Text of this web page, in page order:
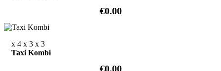
€0.00
x 4 x 3 x 3
Taxi Kombi
€0.00